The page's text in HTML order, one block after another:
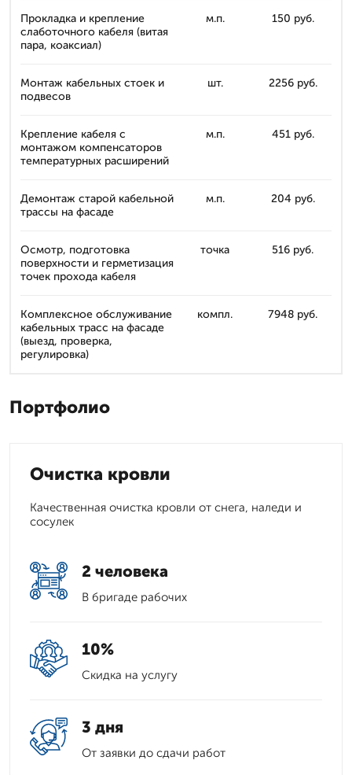
Прокладка и крепление
слаботочного кабеля (витая
пара, коаксиал)
м.п. 150 руб.
Монтаж кабельных стоек и
подвесов
шт. 2256 руб.
Крепление кабеля с
монтажом компенсаторов
температурных расширений
м.п. 451 руб.
Демонтаж старой кабельной
трассы на фасаде
м.п. 204 руб.
Осмотр, подготовка
поверхности и герметизация
точек прохода кабеля
точка 516 руб.
Комплексное обслуживание
кабельных трасс на фасаде
(выезд, проверка,
регулировка)
компл. 7948 руб.
Портфолио
Очистка кровли
Качественная очистка кровли от снега, наледи и
сосулек
2 человека
В бригаде рабочих
10%
Скидка на услугу
3 дня
От заявки до сдачи работ